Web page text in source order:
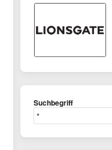
Suchbegriff